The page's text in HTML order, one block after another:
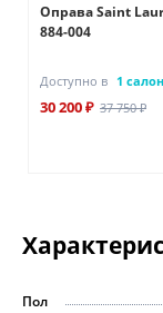
Оправа Saint
884-004
Доступно в 1
30 200 ₽ 37 750 ₽
Пол